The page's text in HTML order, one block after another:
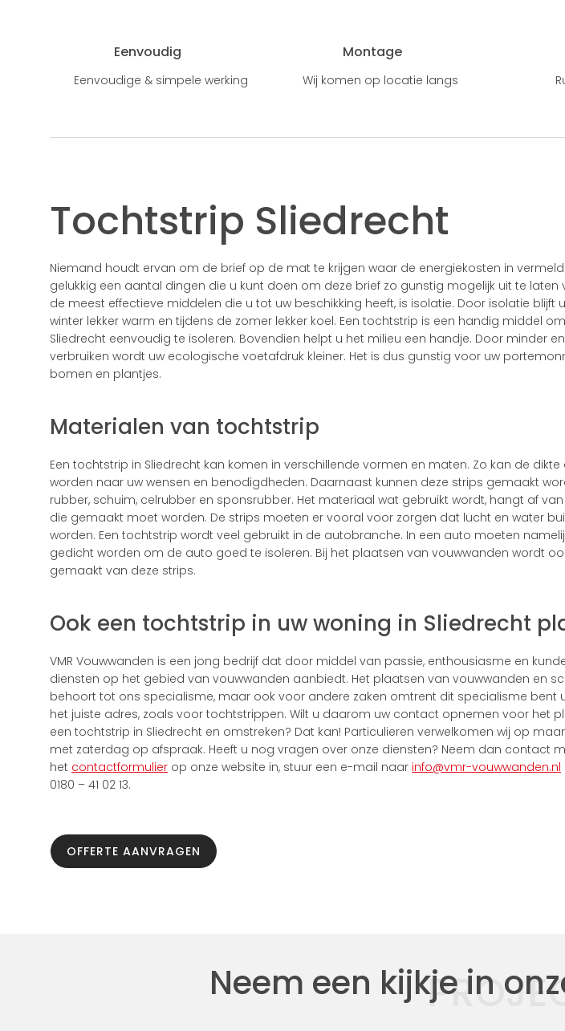
Eenvoudig
Eenvoudige & simpele werking
Montage
Wij komen op locatie langs
Tochtstrip Sliedrecht
Niemand houdt ervan om de brief op de mat te krijgen waar de energiekosten in vermeld
gelukkig een aantal dingen die u kunt doen om deze brief zo gunstig mogelijk uit te laten
de meest effectieve middelen die u tot uw beschikking heeft, is isolatie. Door isolatie blijft
winter lekker warm en tijdens de zomer lekker koel. Een tochtstrip is een handig middel
Sliedrecht eenvoudig te isoleren. Bovendien helpt u het milieu een handje. Door minder
verbruiken wordt uw ecologische voetafdruk kleiner. Het is dus gunstig voor uw
bomen en plantjes.
Materialen van tochtstrip
Een tochtstrip in Sliedrecht kan komen in verschillende vormen en maten. Zo kan de
worden naar uw wensen en benodigdheden. Daarnaast kunnen deze strips gemaakt
rubber, schuim, celrubber en sponsrubber. Het materiaal wat gebruikt wordt, hangt af
die gemaakt moet worden. De strips moeten er vooral voor zorgen dat lucht en water
worden. Een tochtstrip wordt veel gebruikt in de autobranche. In een auto moeten
gedicht worden om de auto goed te isoleren. Bij het plaatsen van vouwwanden wordt
gemaakt van deze strips.
Ook een tochtstrip in uw woning in Sliedrecht
VMR Vouwwanden is een jong bedrijf dat door middel van passie, enthousiasme en
diensten op het gebied van vouwwanden aanbiedt. Het plaatsen van vouwwanden en
behoort tot ons specialisme, maar ook voor andere zaken omtrent dit specialisme bent
het juiste adres, zoals voor tochtstrippen. Wilt u daarom uw contact opnemen voor het
een tochtstrip in Sliedrecht en omstreken? Dat kan! Particulieren verwelkomen wij op
met zaterdag op afspraak. Heeft u nog vragen over onze diensten? Neem dan contact
het contactformulier op onze website in, stuur een e-mail naar info@vmr-vouwwanden.nl
0180 – 41 02 13.
OFFERTE AANVRAGEN
Neem een kijkje in